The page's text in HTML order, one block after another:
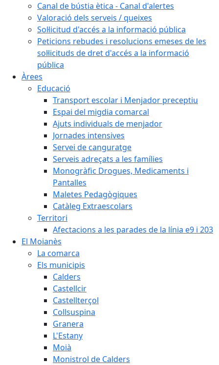
Canal de bústia ètica - Canal d'alertes
Valoració dels serveis / queixes
Sol·licitud d'accés a la informació pública
Peticions rebudes i resolucions emeses de les
sol·licituds de dret d'accés a la informació
pública
Àrees
Educació
Transport escolar i Menjador preceptiu
Espai del migdia comarcal
Ajuts individuals de menjador
Jornades intensives
Servei de canguratge
Serveis adreçats a les famílies
Monogràfic Drogues, Medicaments i
Pantalles
Maletes Pedagògiques
Catàleg Extraescolars
Territori
Afectacions a les parades de la línia e9 i 203
El Moianès
La comarca
Els municipis
Calders
Castellcir
Castellterçol
Collsuspina
Granera
L'Estany
Moià
Monistrol de Calders